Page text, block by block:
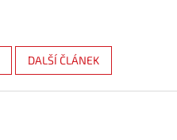
DALŠÍ ČLÁNEK